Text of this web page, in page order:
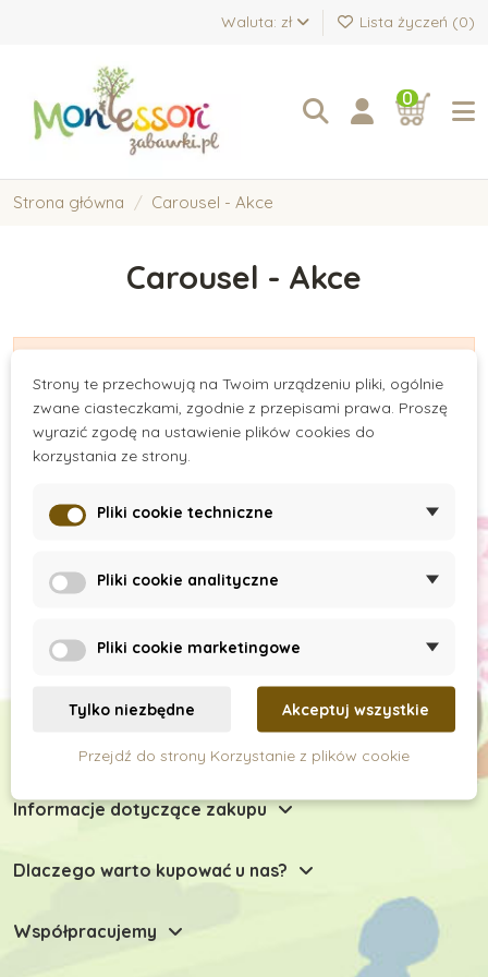
Waluta: zł Lista życzeń (0)
0
Strona główna Carousel - Akce
Carousel - Akce
Subskrypcja newslettera
Chętnie Państwu doradzimy
Informacje dotyczące zakupu
Dlaczego warto kupować u nas?
Współpracujemy
Strony te przechowują na Twoim urządzeniu pliki, ogólnie
zwane ciasteczkami, zgodnie z przepisami prawa. Proszę
wyrazić zgodę na ustawienie plików cookies do
korzystania ze strony.
Pliki cookie techniczne
Pliki cookie analityczne
Pliki cookie marketingowe
Tylko niezbędne Akceptuj wszystkie
Przejdź do strony Korzystanie z plików cookie